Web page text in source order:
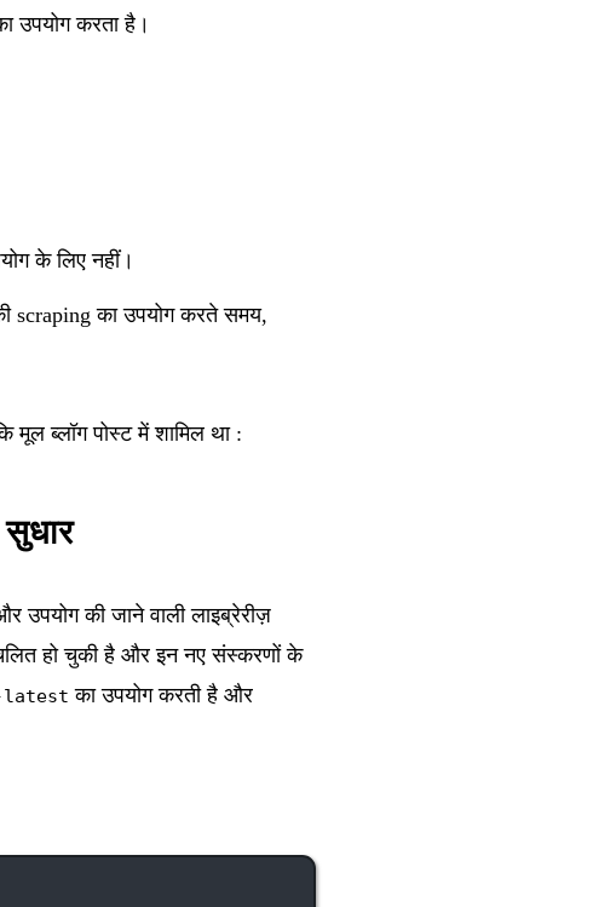
उपयोग करता है।
के लिए नहीं।
scraping का उपयोग करते समय,
ब्लॉग पोस्ट में शामिल था :
उपयोग की जाने वाली लाइब्रेरीज़
हो चुकी है और इन नए संस्करणों के
latest का उपयोग करती है और